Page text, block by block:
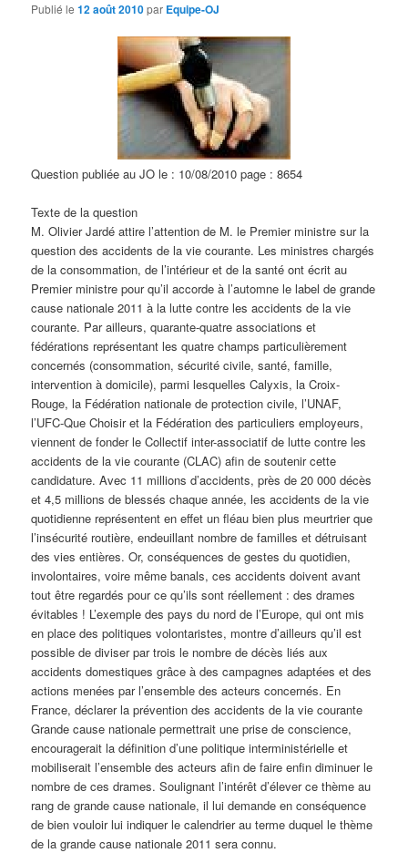
s
r
t
i
c
l
e
Publié le12 août 2010par Equipe-OJ
Question publiée au JO le : 10/08/2010 page : 8654
Texte de la question
M. Olivier Jardé attire l’attention de M. le Premier ministre sur la
question des accidents de la vie courante. Les ministres chargés
de la consommation, de l’intérieur et de la santé ont écrit au
Premier ministre pour qu’il accorde à l’automne le label de grande
cause nationale 2011 à la lutte contre les accidents de la vie
courante. Par ailleurs, quarante-quatre associations et
fédérations représentant les quatre champs particulièrement
concernés (consommation, sécurité civile, santé, famille,
intervention à domicile), parmi lesquelles Calyxis, la Croix-
Rouge, la Fédération nationale de protection civile, l’UNAF,
l’UFC-Que Choisir et la Fédération des particuliers employeurs,
viennent de fonder le Collectif inter-associatif de lutte contre les
accidents de la vie courante (CLAC) afin de soutenir cette
candidature. Avec 11 millions d’accidents, près de 20 000 décès
et 4,5 millions de blessés chaque année, les accidents de la vie
quotidienne représentent en effet un fléau bien plus meurtrier que
l’insécurité routière, endeuillant nombre de familles et détruisant
des vies entières. Or, conséquences de gestes du quotidien,
involontaires, voire même banals, ces accidents doivent avant
tout être regardés pour ce qu’ils sont réellement : des drames
évitables ! L’exemple des pays du nord de l’Europe, qui ont mis
en place des politiques volontaristes, montre d’ailleurs qu’il est
possible de diviser par trois le nombre de décès liés aux
accidents domestiques grâce à des campagnes adaptées et des
actions menées par l’ensemble des acteurs concernés. En
France, déclarer la prévention des accidents de la vie courante
Grande cause nationale permettrait une prise de conscience,
encouragerait la définition d’une politique interministérielle et
mobiliserait l’ensemble des acteurs afin de faire enfin diminuer le
nombre de ces drames. Soulignant l’intérêt d’élever ce thème au
rang de grande cause nationale, il lui demande en conséquence
de bien vouloir lui indiquer le calendrier au terme duquel le thème
de la grande cause nationale 2011 sera connu.